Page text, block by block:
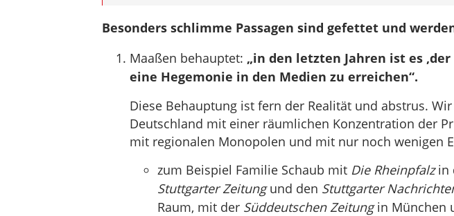
Besonders schlimme Passagen sind gefettet und
Maaßen behauptet: „in den letzten Jahren ist es
eine Hegemonie in den Medien zu erreichen“.
Diese Behauptung ist fern der Realität und abstrus.
Deutschland mit einer räumlichen Konzentration der
mit regionalen Monopolen und mit nur noch wenigen
zum Beispiel Familie Schaub mit Die Rheinpfalzin
Stuttgarter Zeitungund den Stuttgarter
Raum, mit der Süddeutschen Zeitungin München